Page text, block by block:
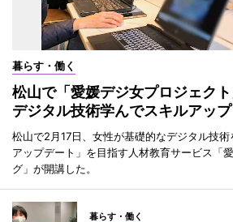
暮らす・働く
松山で「愛媛デジ女プロジェク
デジタル技術学んでスキルアップ
松山で2月17日、女性が基礎的なデジタル技
アップデート」を目指す人材教育サービス「
グ」が開講した。
暮らす・働く